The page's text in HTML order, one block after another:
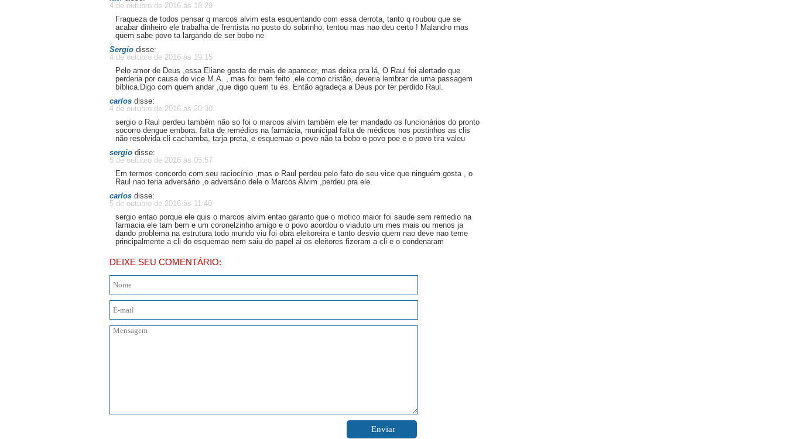
4 de outubro de 2016 às 18:29
Fraqueza de todos pensar q marcos alvim esta esquentando com essa derrota, tanto q roubou que se
acabar dinheiro ele trabalha de frentista no posto do sobrinho, tentou mas nao deu certo ! Malandro mas
quem sabe povo ta largando de ser bobo ne
Sergio disse:
4 de outubro de 2016 às 19:15
Pelo amor de Deus ,essa Eliane gosta de mais de aparecer, mas deixa pra lá, O Raul foi alertado que
perderia por causa do vice M.A. , mas foi bem feito ,ele como cristão, deveria lembrar de uma passagem
bíblica.Digo com quem andar ,que digo quem tu és. Então agradeça a Deus por ter perdido Raul.
carlos disse:
4 de outubro de 2016 às 20:30
sergio o Raul perdeu também não so foi o marcos alvim também ele ter mandado os funcionários do pronto
socorro dengue embora. falta de remédios na farmácia, municipal falta de médicos nos postinhos as clis
não resolvida cli cachamba, tarja preta, e esquemao o povo não ta bobo o povo poe e o povo tira valeu
sergio disse:
5 de outubro de 2016 às 05:57
Em termos concordo com seu raciocínio ,mas o Raul perdeu pelo fato do seu vice que ninguém gosta , o
Raul nao teria adversário ,o adversário dele o Marcos Alvim ,perdeu pra ele.
carlos disse:
5 de outubro de 2016 às 11:40
sergio entao porque ele quis o marcos alvim entao garanto que o motico maior foi saude sem remedio na
farmacia ele tam bem e um coronelzinho amigo e o povo acordou o viaduto um mes mais ou menos ja
dando problema na estrutura todo mundo viu foi obra eleitoreira e tanto desvio quem nao deve nao teme
principalmente a cli do esquemao nem saiu do papel ai os eleitores fizeram a cli e o condenaram
DEIXE SEU COMENTÁRIO: